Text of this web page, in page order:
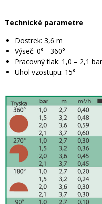
Technické parametre
Dostrek: 3,6 m
Výseč: 0° - 360°
Pracovný tlak: 1,0 – 2,1 bar
Uhol vzostupu: 15°